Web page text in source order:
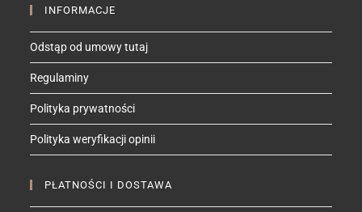
INFORMACJE
Odstąp od umowy tutaj
Regulaminy
Polityka prywatności
Polityka weryfikacji opinii
PŁATNOŚCI I DOSTAWA